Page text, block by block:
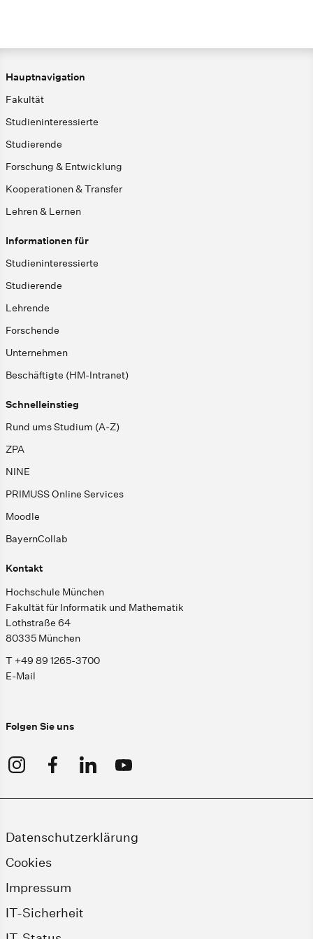
Hauptnavigation
Fakultät
Studieninteressierte
Studierende
Forschung & Entwicklung
Kooperationen & Transfer
Lehren & Lernen
Informationen für
Studieninteressierte
Studierende
Lehrende
Forschende
Unternehmen
Beschäftigte (HM-Intranet)
Schnelleinstieg
Rund ums Studium (A-Z)
ZPA
NINE
PRIMUSS Online Services
Moodle
BayernCollab
Kontakt
Hochschule München
Fakultät für Informatik und Mathematik
Lothstraße 64
80335 München
T +49 89 1265-3700
E-Mail
Folgen Sie uns
Datenschutzerklärung
Cookies
Impressum
IT-Sicherheit